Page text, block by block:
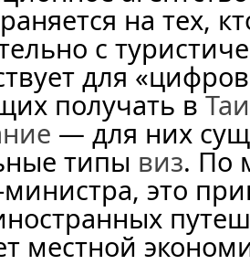
на тех,
с
для
получать в
— для них
типы виз. По
, это
местной